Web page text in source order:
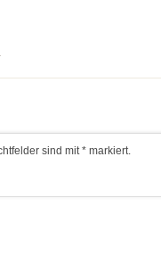
sind mit * markiert.